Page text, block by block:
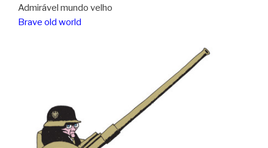
Admirável mundo velho
Brave old world